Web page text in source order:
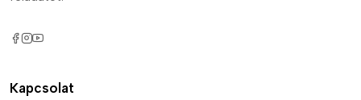
Kapcsolat